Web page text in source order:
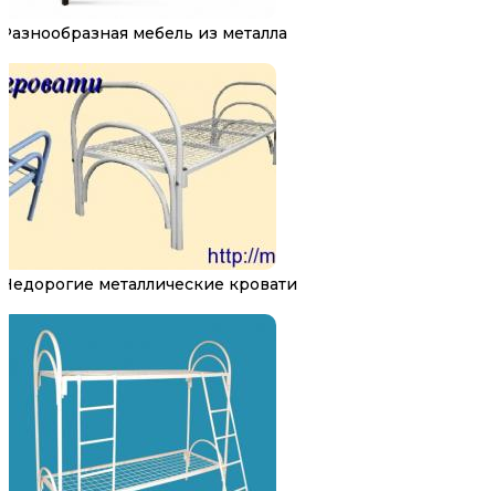
Разнообразная мебель из металла
Недорогие металлические кровати